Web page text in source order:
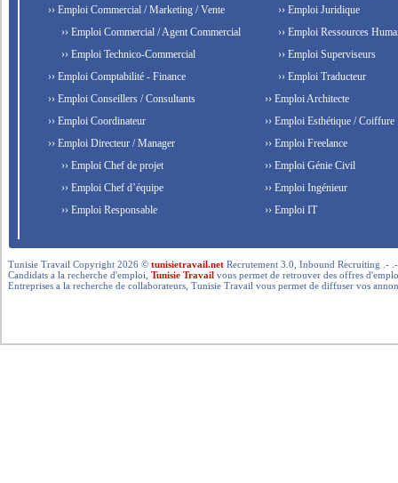
›› Emploi Commercial / Marketing / Vente
›› Emploi Commercial / Agent Commercial
›› Emploi Technico-Commercial
›› Emploi Comptabilité - Finance
›› Emploi Conseillers / Consultants
›› Emploi Coordinateur
›› Emploi Directeur / Manager
›› Emploi Chef de projet
›› Emploi Chef d’équipe
›› Emploi Responsable
›› Emploi Juridique
›› Emploi Ressources
›› Emploi Superviseurs
›› Emploi Traducteur
›› Emploi Architecte
›› Emploi Esthétique / Coiffure
›› Emploi Freelance
›› Emploi Génie Civil
›› Emploi Ingénieur
›› Emploi IT
Tunisie Travail Copyright 2026 ©tunisietravail.net Recrutement 3.0, Inbound Recruiting .-
Candidats a la recherche d'emploi,Tunisie Travail vous permet de retrouver des offres
Entreprises a la recherche de collaborateurs, Tunisie Travail vous permet de diffuser vos